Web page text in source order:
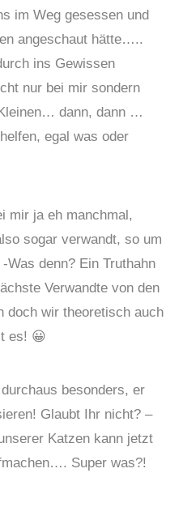
im Weg gesessen und
angeschaut hätte…..
ins Gewissen
nur bei mir sondern
dann, dann …
egal was oder
mir ja eh manchmal,
sogar verwandt, so um
denn? Ein Truthahn
Verwandte von den
doch wir theoretisch auch
es! 😀
besonders, er
Glaubt Ihr nicht? –
Katzen kann jetzt
Super was?!